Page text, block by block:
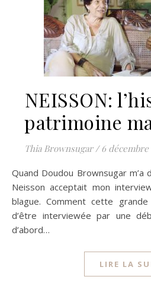
NEISSON:
patrimoine
Thia Brownsugar / 6 décembre
Quand Doudou Brownsugar m’a dit que Madame Vernant-
Neisson acceptait mon
blague. Comment cette
d’être interviewée par une
d’abord…
LIRE LA